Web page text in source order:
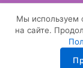
Положение о
Мы используем
на сайте.